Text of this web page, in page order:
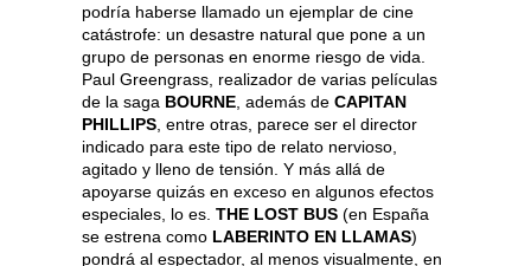
podría haberse llamado un ejemplar de cine
catástrofe: un desastre natural que pone a un
grupo de personas en enorme riesgo de vida.
Paul Greengrass, realizador de varias películas
de la saga BOURNE , además de CAPITAN
PHILLIPS , entre otras, parece ser el director
indicado para este tipo de relato nervioso,
agitado y lleno de tensión. Y más allá de
apoyarse quizás en exceso en algunos efectos
especiales, lo es. THE LOST BUS (en España
se estrena como LABERINTO EN LLAMAS)
pondrá al espectador, al menos visualmente, en